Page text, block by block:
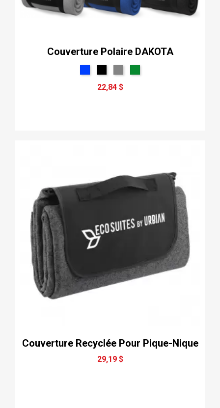
Couverture Polaire DAKOTA
22,84 $
Couverture Recyclée Pour Pique-Nique
29,19 $